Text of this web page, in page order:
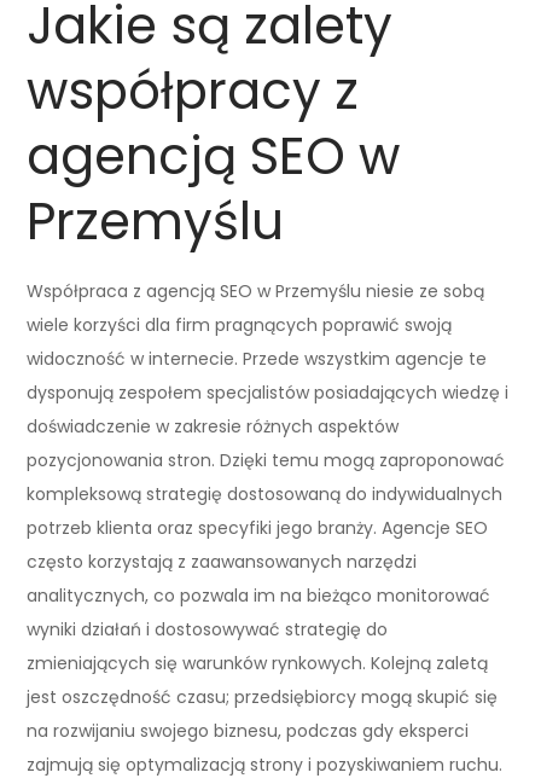
Jakie są zalety
współpracy z
agencją SEO w
Przemyślu
Współpraca z agencją SEO w Przemyślu niesie ze sobą
wiele korzyści dla firm pragnących poprawić swoją
widoczność w internecie. Przede wszystkim agencje te
dysponują zespołem specjalistów posiadających wiedzę i
doświadczenie w zakresie różnych aspektów
pozycjonowania stron. Dzięki temu mogą zaproponować
kompleksową strategię dostosowaną do indywidualnych
potrzeb klienta oraz specyfiki jego branży. Agencje SEO
często korzystają z zaawansowanych narzędzi
analitycznych, co pozwala im na bieżąco monitorować
wyniki działań i dostosowywać strategię do
zmieniających się warunków rynkowych. Kolejną zaletą
jest oszczędność czasu; przedsiębiorcy mogą skupić się
na rozwijaniu swojego biznesu, podczas gdy eksperci
zajmują się optymalizacją strony i pozyskiwaniem ruchu.